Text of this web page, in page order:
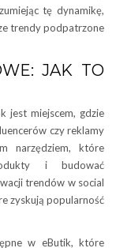
tę dynamikę,
trendy podpatrzone
JAK TO
jest miejscem, gdzie
czy reklamy
narzędziem, które
i budować
trendów w social
zyskują popularność
w eButik, które